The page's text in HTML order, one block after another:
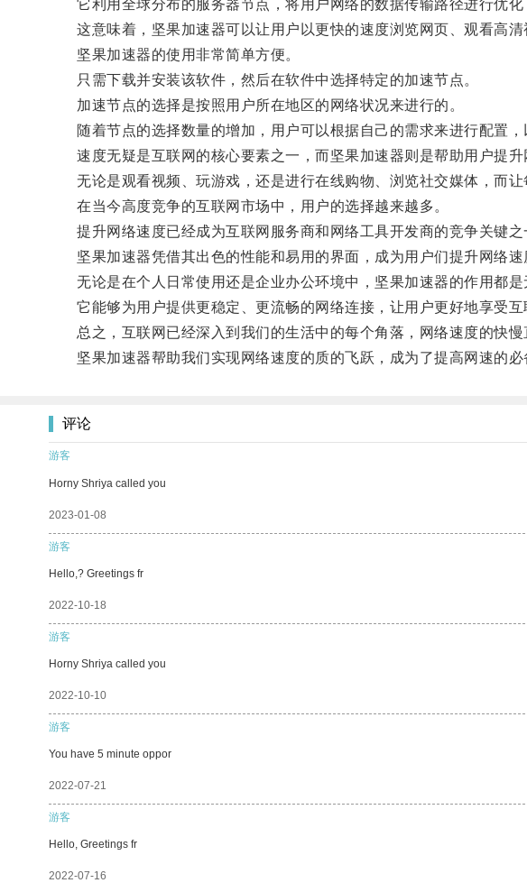
它利用全球分布的服务器节点，将用户网络的数据传输路径进行优化
这意味着，坚果加速器可以让用户以更快的速度浏览网页、观看高清
坚果加速器的使用非常简单方便。
只需下载并安装该软件，然后在软件中选择特定的加速节点。
加速节点的选择是按照用户所在地区的网络状况来进行的。
随着节点的选择数量的增加，用户可以根据自己的需求来进行配置，
速度无疑是互联网的核心要素之一，而坚果加速器则是帮助用户提升
无论是观看视频、玩游戏，还是进行在线购物、浏览社交媒体，而让
在当今高度竞争的互联网市场中，用户的选择越来越多。
提升网络速度已经成为互联网服务商和网络工具开发商的竞争关键之
坚果加速器凭借其出色的性能和易用的界面，成为用户们提升网络速
无论是在个人日常使用还是企业办公环境中，坚果加速器的作用都是
它能够为用户提供更稳定、更流畅的网络连接，让用户更好地享受互
总之，互联网已经深入到我们的生活中的每个角落，网络速度的快慢
坚果加速器帮助我们实现网络速度的质的飞跃，成为了提高网速的必
评论
游客
Horny Shriya called you
2023-01-08
游客
Hello,? Greetings fr
2022-10-18
游客
Horny Shriya called you
2022-10-10
游客
You have 5 minute oppor
2022-07-21
游客
Hello, Greetings fr
2022-07-16